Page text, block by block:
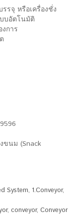
รจุ หรือเครื่องชั่ง
บอัตโนมัติ
การ
ขนม (Snack
System, 1.Conveyor,
, conveyor, Conveyor